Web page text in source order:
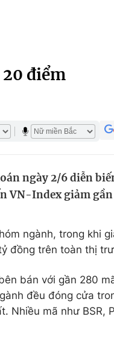
Giáo dục
Học trực
điểm
ngày 2/6 diễn
VN-Index giảm
ngành, trong khi
đồng trên toàn thị
bán với gần 280
đều đóng cửa
Nhiều mã như BSR,